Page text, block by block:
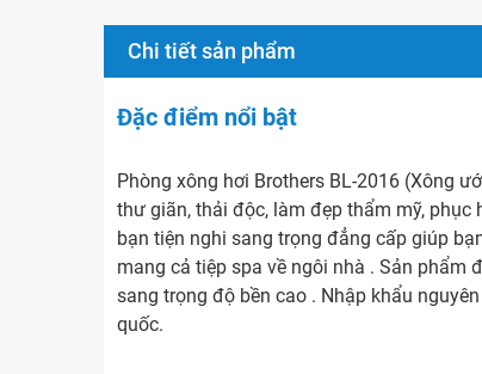
Chi tiết sản phẩm
Đặc điểm nổi bật
Phòng xông hơi Brothers BL-2016 (Xông
thư giãn, thải độc, làm đẹp thẩm mỹ, phục
bạn tiện nghi sang trọng đẳng cấp giúp
mang cả tiệp spa về ngôi nhà . Sản phẩm
sang trọng độ bền cao . Nhập khẩu
quốc.